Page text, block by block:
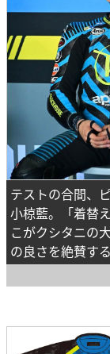
テストの合間、
小椋藍。「着替
こがクシタニの
の良さを絶賛する